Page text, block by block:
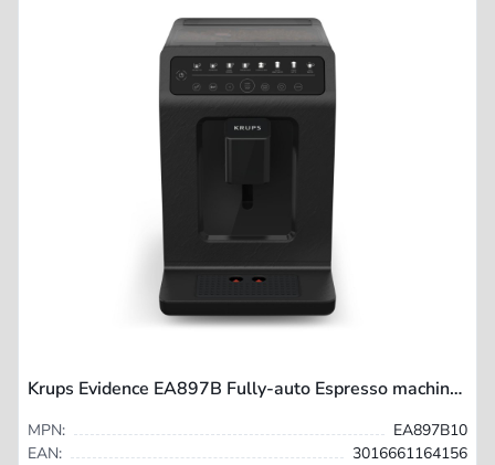
Krups Evidence EA897B Fully-auto Espresso machine 2.3 L
MPN:
EA897B10
EAN:
3016661164156